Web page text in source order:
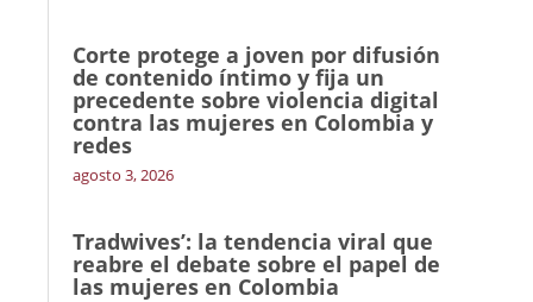
Corte protege a joven por difusión
de contenido íntimo y fija un
precedente sobre violencia digital
contra las mujeres en Colombia y
redes
agosto 3, 2026
Tradwives’: la tendencia viral que
reabre el debate sobre el papel de
las mujeres en Colombia